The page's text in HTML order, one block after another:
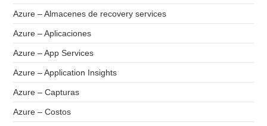
Azure – Almacenes de recovery services
Azure – Aplicaciones
Azure – App Services
Azure – Application Insights
Azure – Capturas
Azure – Costos